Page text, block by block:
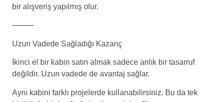
bir alışveriş yapılmış olur.
⸻
Uzun Vadede Sağladığı Kazanç
İkinci el bir kabin satın almak sadece anlık bir tasarruf
değildir. Uzun vadede de avantaj sağlar.
Aynı kabini farklı projelerde kullanabilirsiniz. Bu da tek